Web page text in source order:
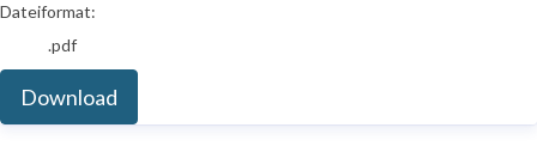
Dateiformat:
.pdf
Download